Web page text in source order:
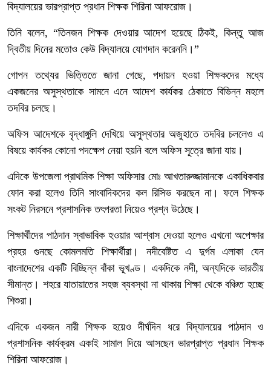
বিদ্যালয়ের ভারপ্রাপ্ত প্রধান শিক্ষক শিরিনা আফরোজ।
তিনি বলেন, “তিনজন শিক্ষক দেওয়ার আদেশ হয়েছে ঠিকই, কিন্তু আজ
দ্বিতীয় দিনের মতোও কেউ বিদ্যালয়ে যোগদান করেননি।”
গোপন তথ্যের ভিত্তিতে জানা গেছে, পদায়ন হওয়া শিক্ষকদের মধ্যে
একজনের অসুস্থতাকে সামনে এনে আদেশ কার্যকর ঠেকাতে বিভিন্ন মহলে
তদবির চলছে।
অফিস আদেশকে বৃদ্ধাঙ্গুলি দেখিয়ে অসুস্থতার অজুহাতে তদবির চললেও এ
বিষয়ে কার্যকর কোনো পদক্ষেপ নেয়া হয়নি বলে অফিস সূত্রে জানা যায়।
এদিকে উপজেলা প্রাথমিক শিক্ষা অফিসার মোঃ আখতারুজ্জামানকে একাধিকবার
ফোন করা হলেও তিনি সাংবাদিকদের কল রিসিভ করছেন না। ফলে শিক্ষক
সংকট নিরসনে প্রশাসনিক তৎপরতা নিয়েও প্রশ্ন উঠেছে।
শিক্ষার্থীদের পাঠদান স্বাভাবিক হওয়ার আশ্বাস দেওয়া হলেও এখনো অপেক্ষার
প্রহর গুনছে কোমলমতি শিক্ষার্থীরা। নদীবেষ্টিত এ দুর্গম এলাকা যেন
বাংলাদেশের একটি বিচ্ছিন্ন বাঁকা ভূখণ্ড। একদিকে নদী, অন্যদিকে ভারতীয়
সীমান্ত। শহরে যাতায়াতের সহজ ব্যবস্থা না থাকায় শিক্ষা থেকে বঞ্চিত হচ্ছে
শিশুরা।
এদিকে একজন নারী শিক্ষক হয়েও দীর্ঘদিন ধরে বিদ্যালয়ের পাঠদান ও
প্রশাসনিক কার্যক্রম একাই সামাল দিয়ে আসছেন ভারপ্রাপ্ত প্রধান শিক্ষক
শিরিনা আফরোজ।